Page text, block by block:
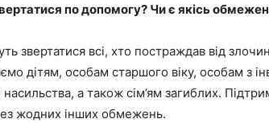
по допомогу? Чи є якісь
звертатися всі, хто постраждав від
дітям, особам старшого віку, особам з
насильства, а також сім’ям загиблих.
жодних інших обмежень.